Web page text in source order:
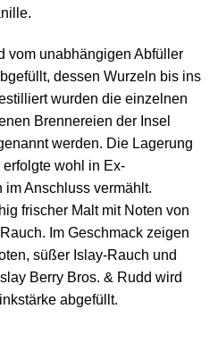
vom unabhängigen Abfüller
dessen Wurzeln bis ins
wurden die einzelnen
Brennereien der Insel
werden. Die Lagerung
wohl in Ex-
im Anschluss vermählt.
frischer Malt mit Noten von
Im Geschmack zeigen
süßer Islay-Rauch und
Berry Bros. & Rudd wird
abgefüllt.